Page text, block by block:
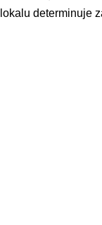
lokalu determinuje